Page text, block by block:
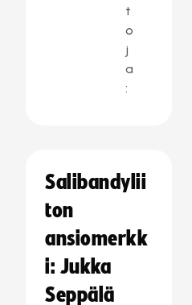
t
o
j
a
:
Salibandylii
ton
ansiomerkk
i: Jukka
Seppälä